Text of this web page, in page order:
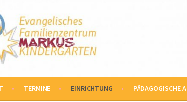
TERMINE EINRICHTUNG PÄDAGOGISCHE